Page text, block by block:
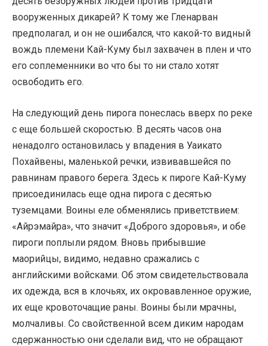
вооруженных дикарей? К тому же Гленарван
предполагал, и он не ошибался, что какой-то видный
вождь племени Кай-Куму был захвачен в плен и что
его соплеменники во что бы то ни стало хотят
освободить его.
На следующий день пирога понеслась вверх по реке
с еще большей скоростью. В десять часов она
ненадолго остановилась у впадения в Уаикато
Похайвены, маленькой речки, извивавшейся по
равнинам правого берега. Здесь к пироге Кай-Куму
присоединилась еще одна пирога с десятью
туземцами. Воины еле обменялись приветствием:
«Айрэмайра», что значит «Доброго здоровья», и обе
пироги поплыли рядом. Вновь прибывшие
маорийцы, видимо, недавно сражались с
английскими войсками. Об этом свидетельствовала
их одежда, вся в клочьях, их окровавленное оружие,
их еще кровоточащие раны. Воины были мрачны,
молчаливы. Со свойственной всем диким народам
сдержанностью они сделали вид, что не обращают